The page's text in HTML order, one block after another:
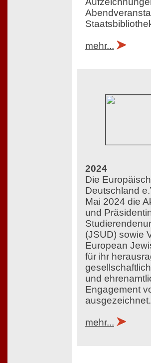
mehr...
2024
Die
Deutschland
Mai 2024 die
und
(JSUD) sowie
European
für ihr
und
Engagement
ausgezeichnet.
mehr...